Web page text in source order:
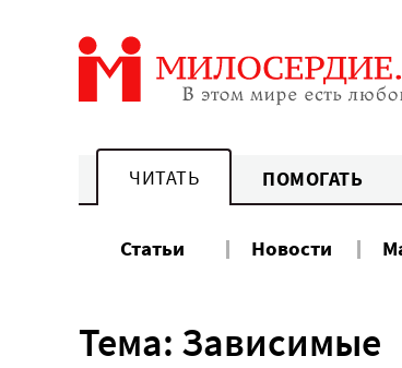
ЧИТАТЬ ПОМОГАТЬ
Статьи Новости
Тема: Зависимые